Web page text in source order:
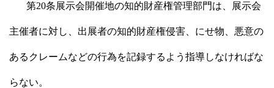
第20条展示会開催地の知的財産権管理部門は、展示会
主催者に対し、出展者の知的財産権侵害、にせ物、悪意の
あるクレームなどの行為を記録するよう指導しなければな
らない。